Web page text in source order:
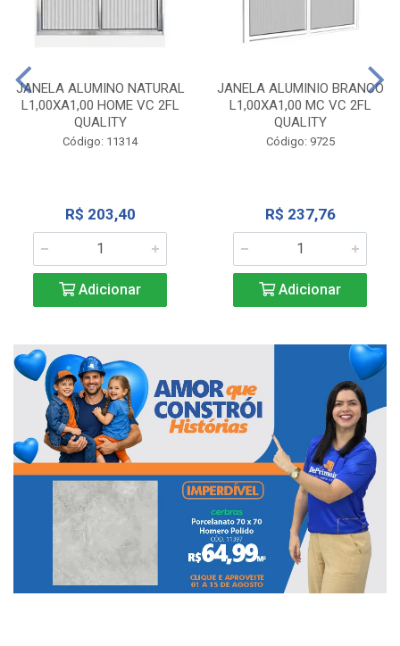
JANELA ALUMINO NATURAL
L1,00XA1,00 HOME VC 2FL
QUALITY
Código: 11314
R$ 203,40
Adicionar
JANELA ALUMINIO BRANCO
L1,00XA1,00 MC VC 2FL
QUALITY
Código: 9725
R$ 237,76
Adicionar